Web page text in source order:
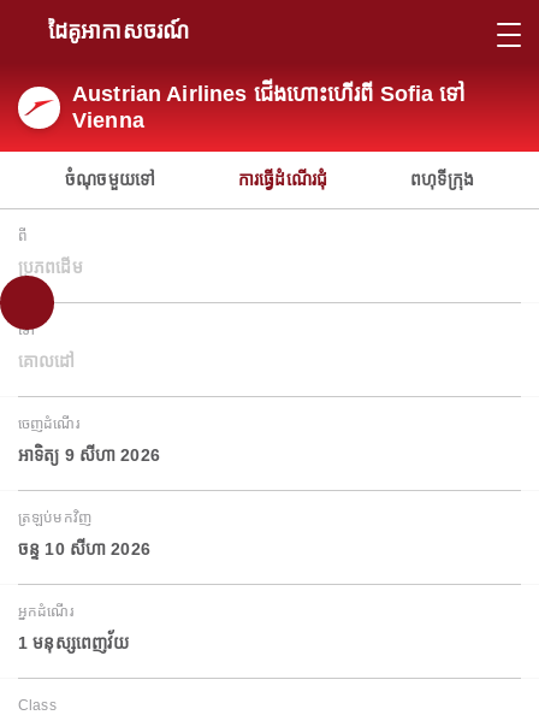
ដៃគូអាកាសចរណ៍
Austrian Airlines ជើងហោះហើរពី Sofia ទៅ
Vienna
ចំណុចមួយទៅ ការធ្វើដំណើរជុំ ពហុទីក្រុង
ពី
ប្រភពដើម
ទៅ
គោលដៅ
ចេញដំណើរ
អាទិត្យ 9 សីហា 2026
ត្រឡប់មកវិញ
ចន្ទ 10 សីហា 2026
អ្នកដំណើរ
1 មនុស្សពេញវ័យ
Class